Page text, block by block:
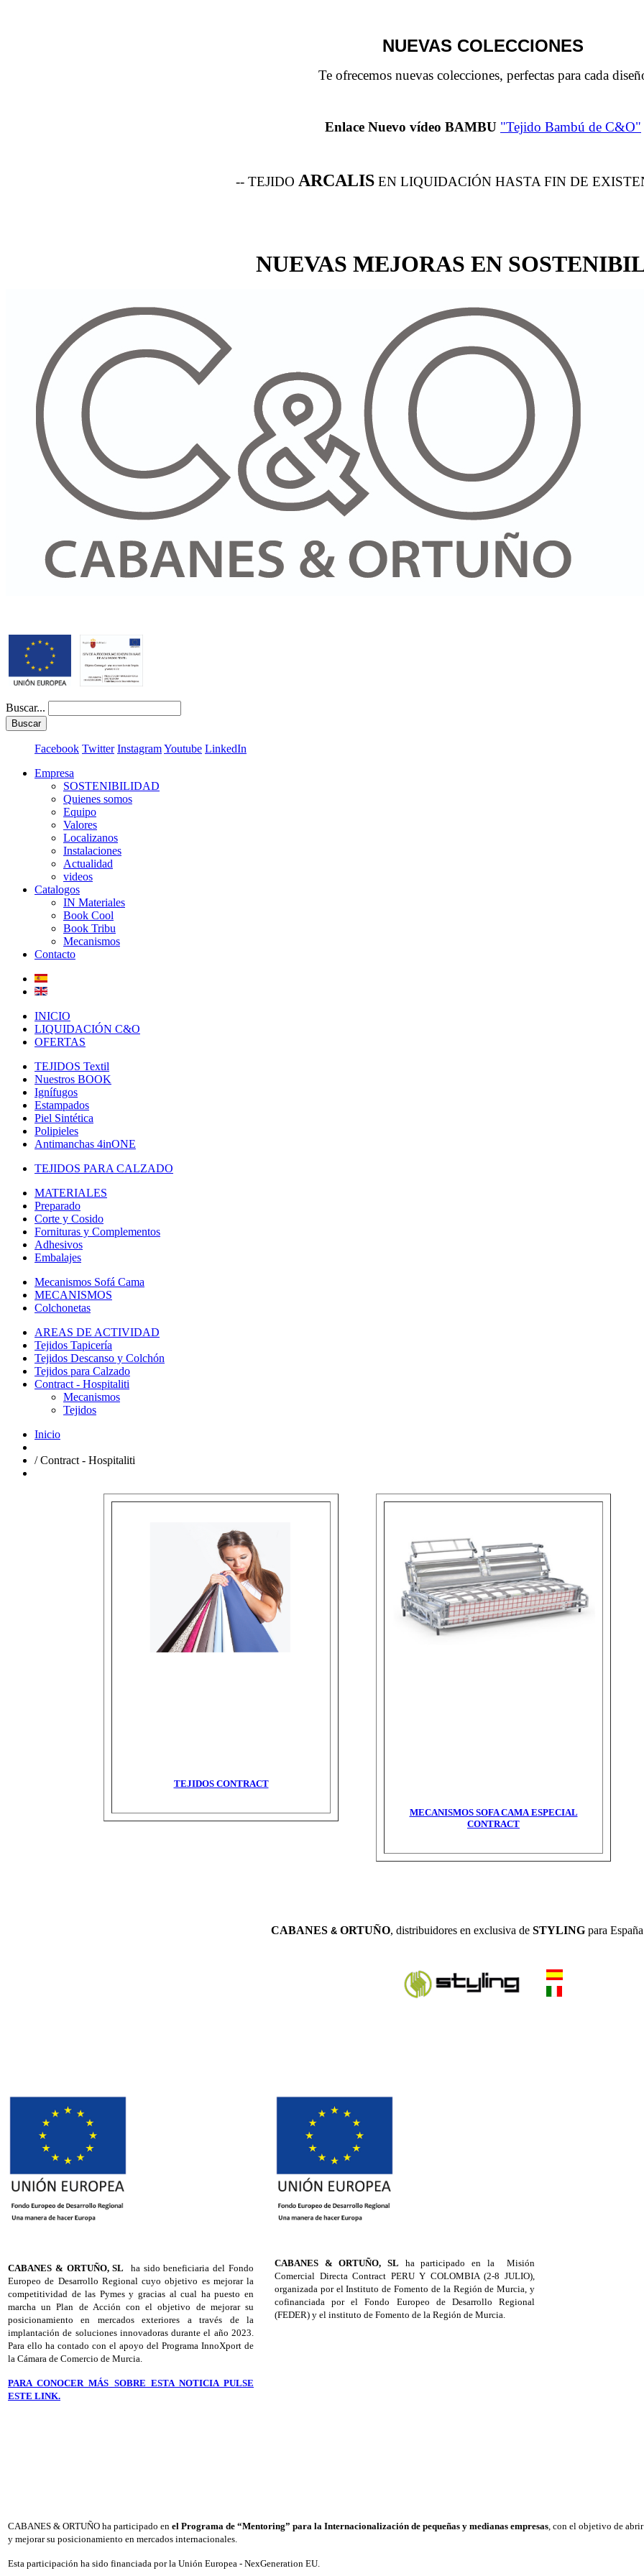
NUEVAS COLECCIONES
Te ofrecemos nuevas colecciones, perfectas para cada
Enlace Nuevo vídeo BAMBU "Tejido Bambú de C&O"
-- TEJIDO ARCALISEN LIQUIDACIÓN HASTA FIN DE
NUEVAS MEJORAS EN
Buscar...
Buscar
Facebook Twitter InstagramYoutube LinkedIn
Empresa
SOSTENIBILIDAD
Quienes somos
Equipo
Valores
Localizanos
Instalaciones
Actualidad
videos
Catalogos
IN Materiales
Book Cool
Book Tribu
Mecanismos
Contacto
INICIO
LIQUIDACIÓN C&O
OFERTAS
TEJIDOS Textil
Nuestros BOOK
Ignífugos
Estampados
Piel Sintética
Polipieles
Antimanchas 4inONE
TEJIDOS PARA CALZADO
MATERIALES
Preparado
Corte y Cosido
Fornituras y Complementos
Adhesivos
Embalajes
Mecanismos Sofá Cama
MECANISMOS
Colchonetas
AREAS DE ACTIVIDAD
Tejidos Tapicería
Tejidos Descanso y Colchón
Tejidos para Calzado
Contract - Hospitaliti
Mecanismos
Tejidos
Inicio
/Contract - Hospitaliti
TEJIDOS CONTRACT
MECANISMOS SOFA CAMA ESPECIAL
CONTRACT
CABANES &ORTUÑO, distribuidores en exclusiva de STYLINGpara
CABANES & ORTUÑO, SL ha sido beneficiaria del Fondo
Europeo de Desarrollo Regional cuyo objetivo es mejorar la
competitividad de las Pymes y gracias al cual ha puesto en
marcha un Plan de Acción con el objetivo de mejorar su
posicionamiento en mercados exteriores a través de la
implantación de soluciones innovadoras durante el año 2023.
Para ello ha contado con el apoyo del Programa InnoXport de
la Cámara de Comercio de Murcia.
PARA CONOCER MÁS SOBRE ESTA NOTICIA PULSE
ESTE LINK.
CABANES & ORTUÑO, SL ha participado en la Misión
Comercial Directa Contract PERU Y COLOMBIA (2-8 JULIO),
organizada por el Instituto de Fomento de la Región de Murcia, y
cofinanciada por el Fondo Europeo de Desarrollo Regional
(FEDER) y el instituto de Fomento de la Región de Murcia.
CABANES & ORTUÑO ha participado en el Programa de “Mentoring” para la Internacionalización de pequeñas y medianas empresas, con el objetivo de
y mejorar su posicionamiento en mercados internacionales.
Esta participación ha sido financiada por la Unión Europea - NexGeneration EU.